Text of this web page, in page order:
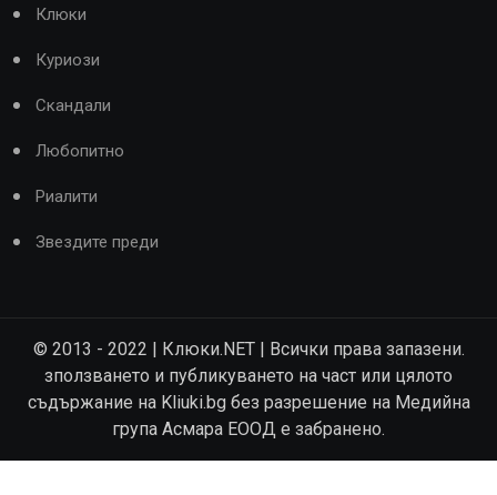
Клюки
Куриози
Скандали
Любопитно
Риалити
Звездите преди
© 2013 - 2022 | Клюки.NET | Всички права запазени.
зползването и публикуването на част или цялото
съдържание на Kliuki.bg без разрешение на Медийна
група Асмара ЕООД е забранено.